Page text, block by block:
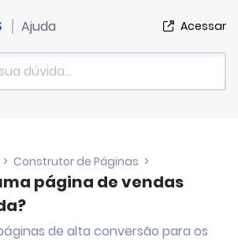
Ajuda Acessar
> Construtor de Páginas >
página de vendas
de alta conversão para os